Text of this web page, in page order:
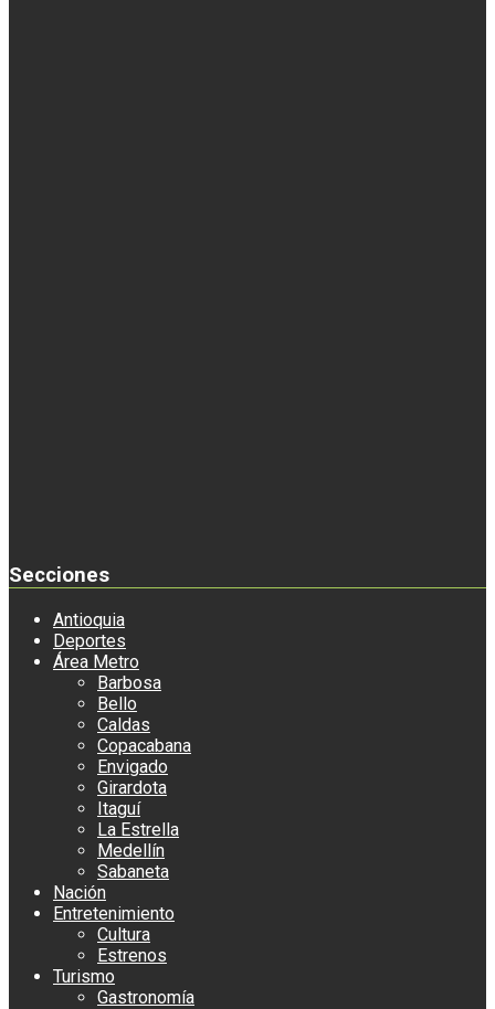
Secciones
Antioquia
Deportes
Área Metro
Barbosa
Bello
Caldas
Copacabana
Envigado
Girardota
Itaguí
La Estrella
Medellín
Sabaneta
Nación
Entretenimiento
Cultura
Estrenos
Turismo
Gastronomía